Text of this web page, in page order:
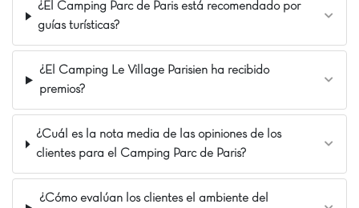
acuáticos. ¡Un entorno idílico para recargar
energías y disfrutar cada momento con toda la
familia!
Nuestros Extras
¿El Camping Parc de Paris está recomendado por
guías turísticas?
¿El Camping Le Village Parisien ha recibido
premios?
¿Cuál es la nota media de las opiniones de los
clientes para el Camping Parc de Paris?
¿Cómo evalúan los clientes el ambiente del